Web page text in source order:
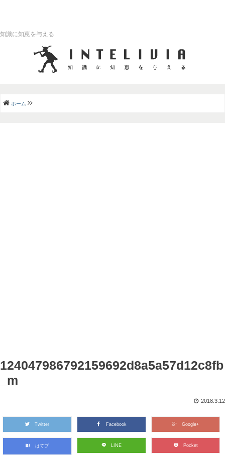
知識に知恵を与える
ホーム
124047986792159692d8a5a57d12c8fb
_m
2018.3.12
Twitter Facebook Google+
はてブ LINE Pocket